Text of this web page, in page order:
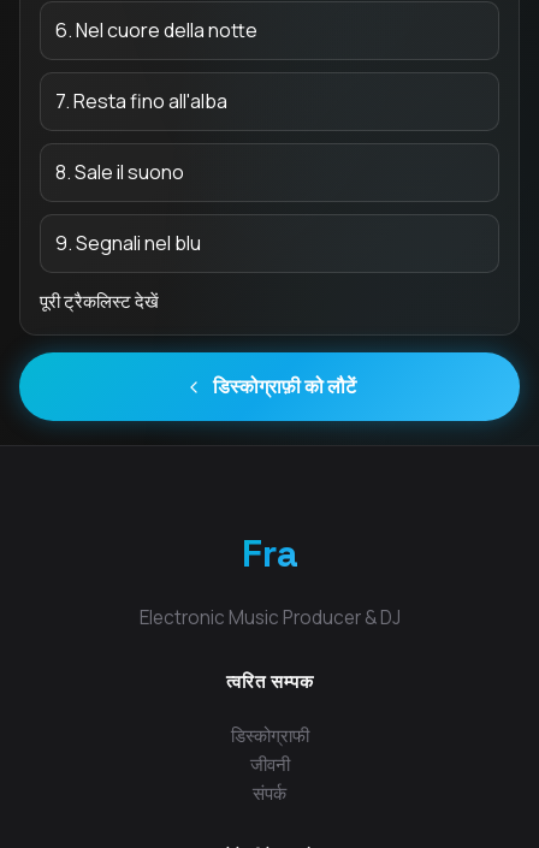
6. Nel cuore della notte
7. Resta fino all'alba
8. Sale il suono
9. Segnali nel blu
पूरी ट्रैकलिस्ट देखें
डिस्कोग्राफ़ी को लौटें
Fra
Electronic Music Producer & DJ
त्वरित सम्पक
डिस्कोग्राफी
जीवनी
संपर्क